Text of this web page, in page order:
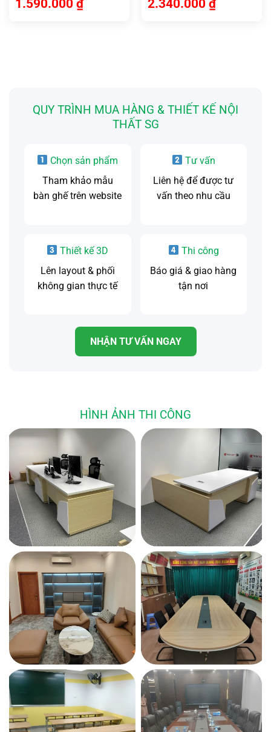
1.590.000 ₫ 2.340.000 ₫
QUY TRÌNH MUA HÀNG & THIẾT KẾ NỘI
THẤT SG
Chọn sản phẩm
Tham khảo mẫu
bàn ghế trên website
Tư vấn
Liên hệ để được tư
vấn theo nhu cầu
Thiết kế 3D
Lên layout & phối
không gian thực tế
Thi công
Báo giá & giao hàng
tận nơi
NHẬN TƯ VẤN NGAY
HÌNH ẢNH THI CÔNG